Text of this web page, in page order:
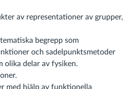
av representationer av grupper,
begrepp som
och sadelpunktsmetoder
olika delar av fysiken.
med hjälp av funktionella